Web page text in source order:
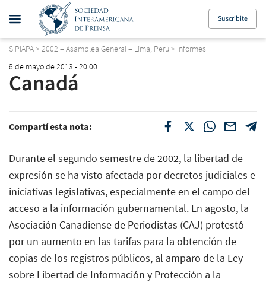
Suscribite
SIPIAPA> 2002 – Asamblea General – Lima, Perú > Informes
8 de mayo de 2013 - 20:00
Canadá
Compartí esta nota:
Durante el segundo semestre de 2002, la libertad de
expresión se ha visto afectada por decretos judiciales e
iniciativas legislativas, especialmente en el campo del
acceso a la información gubernamental. En agosto, la
Asociación Canadiense de Periodistas (CAJ) protestó
por un aumento en las tarifas para la obtención de
copias de los registros públicos, al amparo de la Ley
sobre Libertad de Información y Protección a la